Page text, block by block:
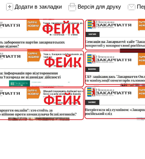
Додати в закладки Версія для друку